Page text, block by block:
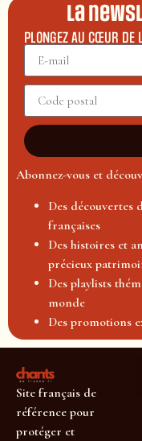
La
PLONGEZ AU CŒUR DE
Abonnez-vous et
Des découvertes
françaises
Des histoires et
précieux
Des playlists
monde
Des promotions
Site français de
référence pour
protéger et